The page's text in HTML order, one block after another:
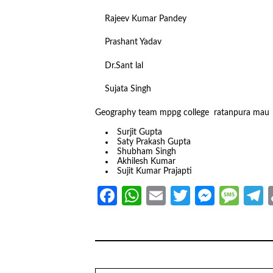
Rajeev Kumar Pandey
Prashant Yadav
Dr.Sant lal
Sujata Singh
Geography team mppg college ratanpura mau
Surjit Gupta
Saty Prakash Gupta
Shubham Singh
Akhilesh Kumar
Sujit Kumar Prajapti
Facebook
WhatsApp
EmailTwitter